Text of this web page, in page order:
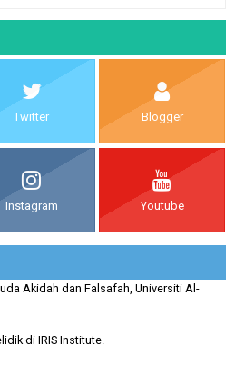
Twitter Blogger
Instagram Youtube
Akidah dan Falsafah, Universiti Al-
di IRIS Institute.